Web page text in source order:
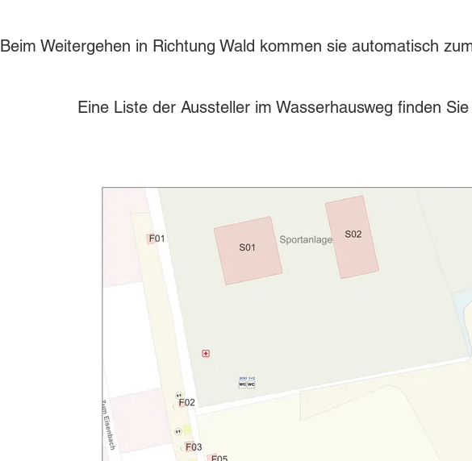
Beim Weitergehen in Richtung Wald kommen sie automatisch
​​Eine Liste der Aussteller im Wasserhausweg finden Sie